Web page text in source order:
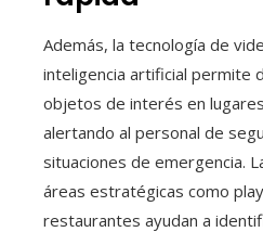
Además, la tecnología de
inteligencia artificial permite
objetos de interés en
alertando al personal de
situaciones de emergencia.
áreas estratégicas como
restaurantes ayudan a